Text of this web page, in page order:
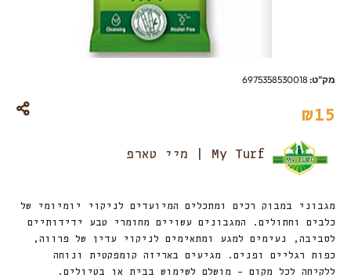
מק"ט: 6975358530018
₪15
My Turf | מיי טארפ
מגבוני במבוק רכים ומתכלים המיועדים לניקוי יומיומי של
כלבים וחתולים. המגבונים עשויים מחומרי טבע ידידותיים
לסביבה, נעימים למגע ומתאימים לניקוי עדין של פרווה,
כפות רגליים ופנים. מגיעים באריזה קומפקטית ונוחה
ללקיחה לכל מקום – מושלם לשימוש בבית או בטיולים.